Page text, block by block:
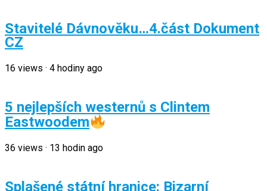
Stavitelé Dávnověku…4.část Dokument
CZ
16 views · 4 hodiny ago
5 nejlepších westernů s Clintem
Eastwoodem
36 views · 13 hodin ago
Splašené státní hranice: Bizarní